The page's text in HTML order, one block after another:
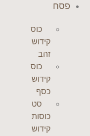
פסח
כוס
קידוש
זהב
כוס
קידוש
כסף
סט
כוסות
קידוש